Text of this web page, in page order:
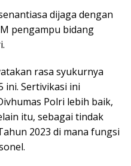
dijaga dengan
pengampu bidang
rasa syukurnya
ini. Sertivikasi ini
Polri lebih baik,
itu, sebagai tindak
2023 di mana fungsi